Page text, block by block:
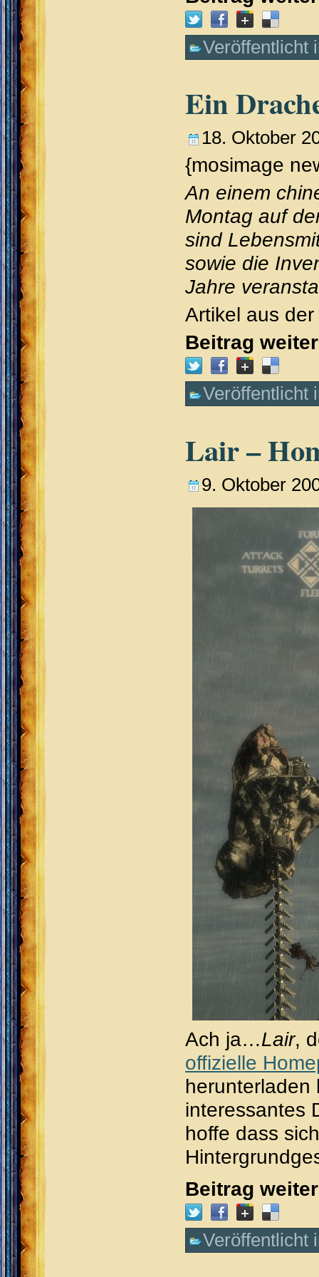
Veröffentlicht
Ein
18. Oktober
{mosimage
An einem
Montag auf
sind
sowie die
Jahre
Artikel aus
Beitrag
Veröffentlicht
Lair –
9. Oktober
Ach ja…Lair,
offizielle
herunterladen
interessantes
hoffe dass
Beitrag
Veröffentlicht